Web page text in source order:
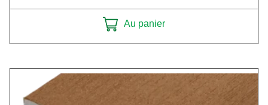
Au panier